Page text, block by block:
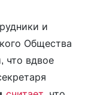
и
Общества
что вдвое